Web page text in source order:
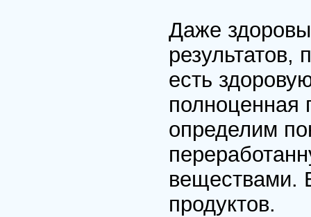
Даже
результатов,
есть
полноценная
определим
веществами.
продуктов.